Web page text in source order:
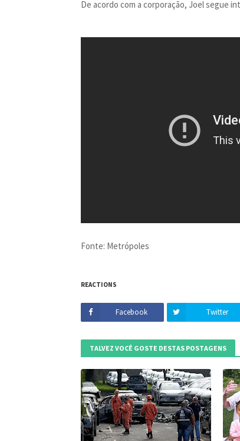
De acordo com a corporação, Joel segue
Fonte: Metrópoles
REACTIONS
Facebook Twitter
TALVEZ VOCÊ GOSTE DESTAS POSTAGENS